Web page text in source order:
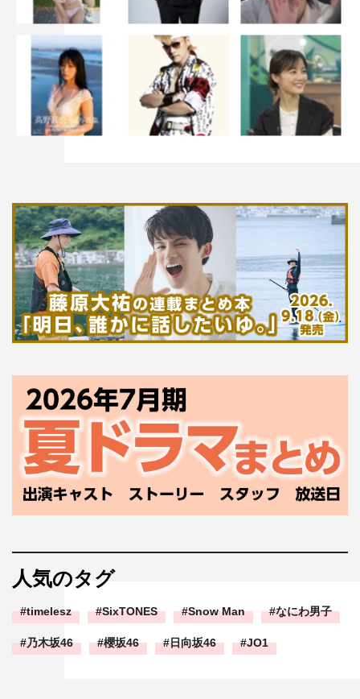
人気のタグ
timelesz SixTONES Snow Man なにわ男子
乃木坂46 櫻坂46 日向坂46 JO1